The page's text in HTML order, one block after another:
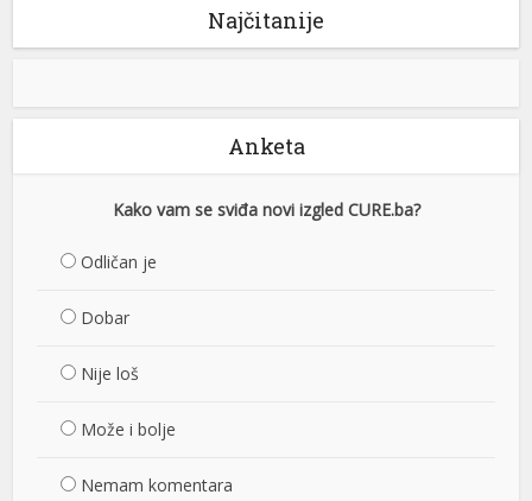
Najčitanije
Anketa
Kako vam se sviđa novi izgled CURE.ba?
Odličan je
Dobar
Nije loš
Može i bolje
Nemam komentara